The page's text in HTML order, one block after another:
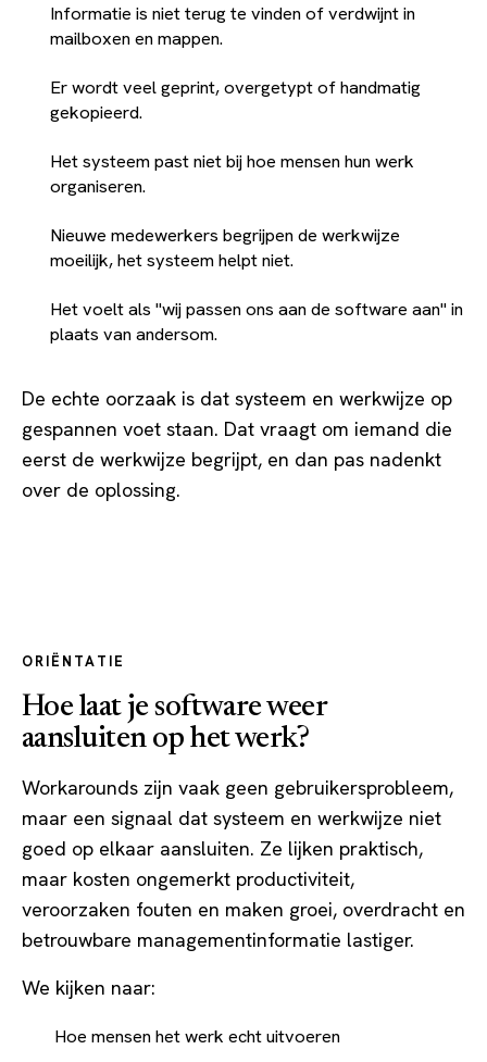
Informatie is niet terug te vinden of verdwijnt in
mailboxen en mappen.
Er wordt veel geprint, overgetypt of handmatig
gekopieerd.
Het systeem past niet bij hoe mensen hun werk
organiseren.
Nieuwe medewerkers begrijpen de werkwijze
moeilijk, het systeem helpt niet.
Het voelt als "wij passen ons aan de software aan" in
plaats van andersom.
De echte oorzaak is dat systeem en werkwijze op
gespannen voet staan. Dat vraagt om iemand die
eerst de werkwijze begrijpt, en dan pas nadenkt
over de oplossing.
ORIËNTATIE
Hoe laat je software weer
aansluiten op het werk?
Workarounds zijn vaak geen gebruikersprobleem,
maar een signaal dat systeem en werkwijze niet
goed op elkaar aansluiten. Ze lijken praktisch,
maar kosten ongemerkt productiviteit,
veroorzaken fouten en maken groei, overdracht en
betrouwbare managementinformatie lastiger.
We kijken naar:
Hoe mensen het werk echt uitvoeren